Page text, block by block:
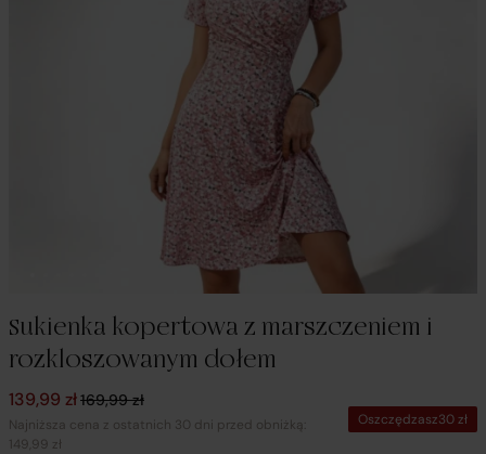
Sukienka kopertowa z marszczeniem i
rozkloszowanym dołem
169,99zł
Pierwotna cena wynosiła: 169,99 zł.
139,99 zł
Aktualna cena wynosi: 139,99 zł.
Najniższa cena z ostatnich 30 dni przed obniżką:
149,99 zł
Oszczędzasz30zł